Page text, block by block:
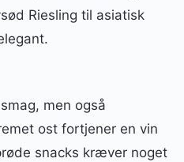
Riesling til asiatisk
men også
ost fortjener en vin
snacks kræver noget